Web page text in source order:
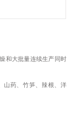
和大批量连续生产同时
药、竹笋、辣根、洋